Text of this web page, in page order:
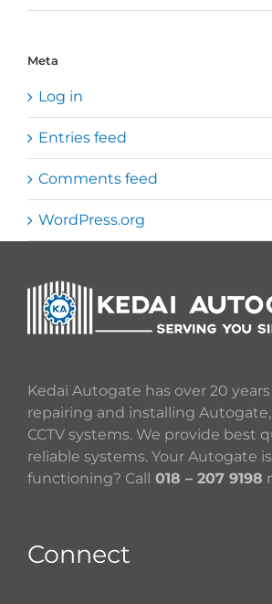
Meta
Log in
Entries feed
Comments feed
WordPress.org
Kedai Autogate has over 20
repairing and installing
CCTV systems. We provide best
reliable systems. Your Autogate
functioning? Call 018 – 207 9198
Connect